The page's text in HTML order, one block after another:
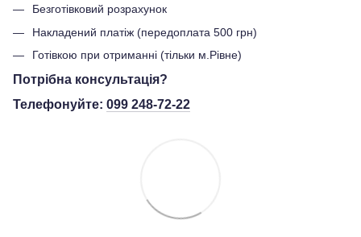
Безготівковий розрахунок
Накладений платіж (передоплата 500 грн)
Готівкою при отриманні (тільки м.Рівне)
Потрібна консультація?
Телефонуйте: 099 248-72-22